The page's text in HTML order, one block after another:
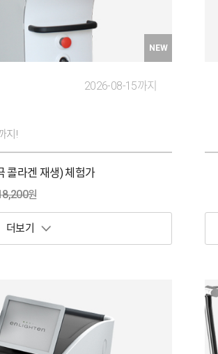
NEW
2026-08-15까지
지!
콜라겐 재생) 체험가
원
보기 토글